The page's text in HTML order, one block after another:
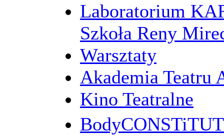
Laboratorium
Szkoła Reny
Warsztaty
Akademia Teatru
Kino Teatralne